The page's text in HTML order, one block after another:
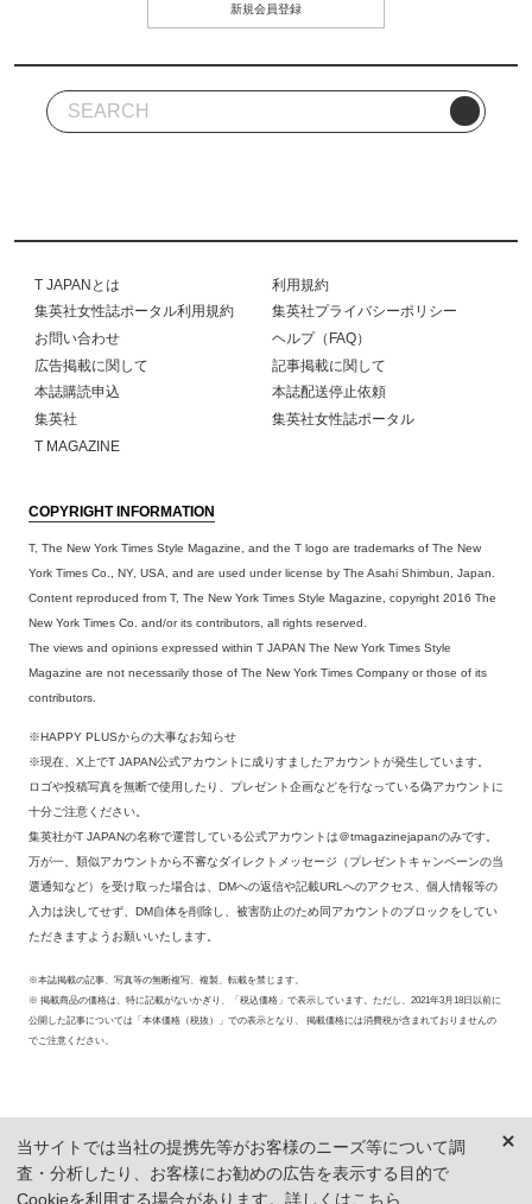
新規会員登録
T JAPANとは
利用規約
集英社女性誌ポータル利用規約
集英社プライバシーポリシー
お問い合わせ
ヘルプ（FAQ）
広告掲載に関して
記事掲載に関して
本誌購読申込
本誌配送停止依頼
集英社
集英社女性誌ポータル
T MAGAZINE
COPYRIGHT INFORMATION
T, The New York Times Style Magazine, and the T logo are trademarks of The New
York Times Co., NY, USA, and are used under license by The Asahi Shimbun, Japan.
Content reproduced from T, The New York Times Style Magazine, copyright 2016 The
New York Times Co. and/or its contributors, all rights reserved.
The views and opinions expressed within T JAPAN The New York Times Style
Magazine are not necessarily those of The New York Times Company or those of its
contributors.
※HAPPY PLUSからの大事なお知らせ
※現在、X上でT JAPAN公式アカウントに成りすましたアカウントが発生しています。
ロゴや投稿写真を無断で使用したり、プレゼント企画などを行なっている偽アカウントに
十分ご注意ください。
集英社がT JAPANの名称で運営している公式アカウントは＠tmagazinejapanのみです。
万が一、類似アカウントから不審なダイレクトメッセージ（プレゼントキャンペーンの当
選通知など）を受け取った場合は、DMへの返信や記載URLへのアクセス、個人情報等の
入力は決してせず、DM自体を削除し、被害防止のため同アカウントのブロックをしてい
ただきますようお願いいたします。
※本誌掲載の記事、写真等の無断複写、複製、転載を禁じます。
※ 掲載商品の価格は、特に記載がないかぎり、「税込価格」で表示しています。ただし、2021年3月18日以前に
公開した記事については「本体価格（税抜）」での表示となり、 掲載価格には消費税が含まれておりませんの
でご注意ください。
当サイトでは当社の提携先等がお客様のニーズ等について調
査・分析したり、お客様にお勧めの広告を表示する目的で
Cookieを利用する場合があります。詳しくはこちら